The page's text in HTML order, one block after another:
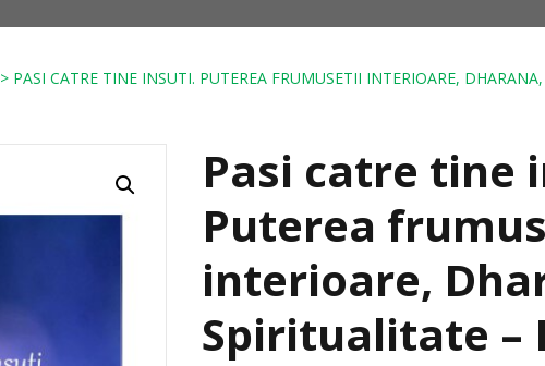
> PASI CATRE TINE INSUTI. PUTEREA FRUMUSETII INTERIOARE,
Pasi catre tine
Puterea
interioare,
Spiritualitate –